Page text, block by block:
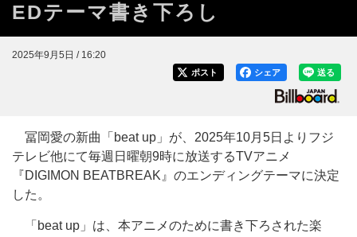
EDテーマ書き下ろし
2025年9月5日 / 16:20
送る
シェア
ポスト
冨岡愛の新曲「beat up」が、2025年10月5日よりフジ
テレビ他にて毎週日曜朝9時に放送するTVアニメ
『DIGIMON BEATBREAK』のエンディングテーマに決定
した。
「beat up」は、本アニメのために書き下ろされた楽